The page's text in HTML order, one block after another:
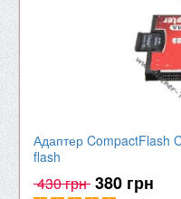
Адаптер CompactFlash
flash
430 грн 380 грн